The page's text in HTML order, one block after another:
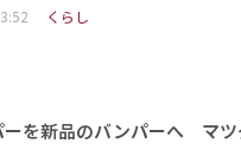
くらし
を新品のバンパーへ マツ